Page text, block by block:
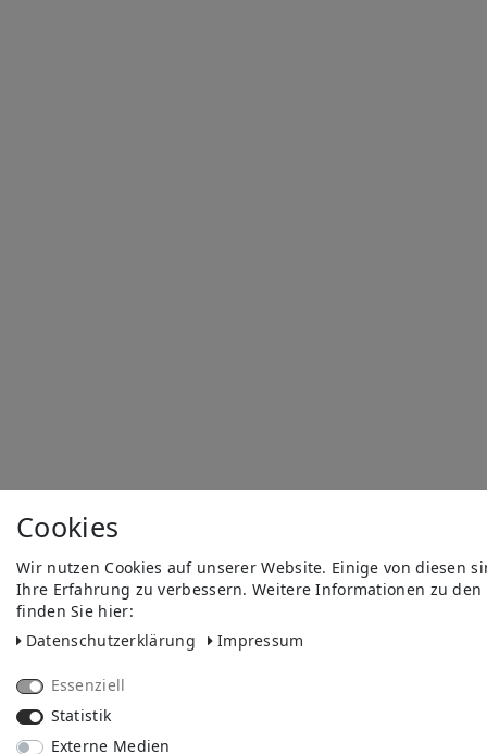
Cookies
Wir nutzen Cookies auf unserer Website. Einige von diesen
Ihre Erfahrung zu verbessern. Weitere Informationen zu
finden Sie hier:
Daten­schutz­erklärung
Impressum
Essenziell
Statistik
Externe Medien